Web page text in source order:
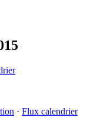
· Flux calendrier